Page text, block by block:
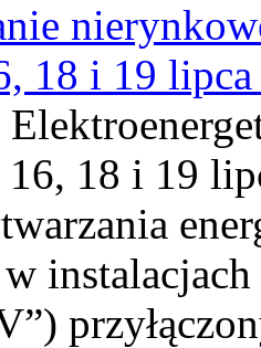
18 i 19
18 i 19
w